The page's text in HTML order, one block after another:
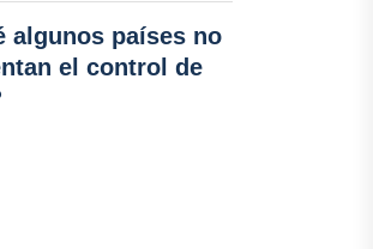
algunos países no
el control de